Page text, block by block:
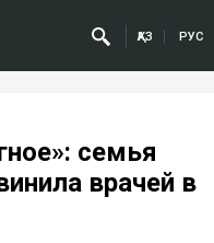
ҚАЗ РУС
семья
врачей в